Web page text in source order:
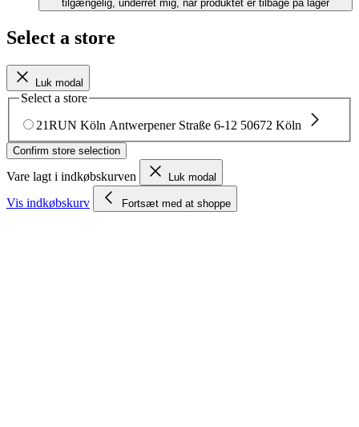
tilgængelig, underret mig, når produktet er tilbage på lager
Select a store
Luk modal
Select a store
21RUN Köln Antwerpener Straße 6-12 50672 Köln
Confirm store selection
Vare lagt i indkøbskurven Luk modal
Vis indkøbskurv Fortsæt med at shoppe